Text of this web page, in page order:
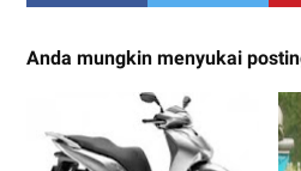
Anda mungkin menyukai